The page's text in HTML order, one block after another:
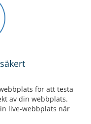
för att testa
av din webbplats.
live-webbplats när